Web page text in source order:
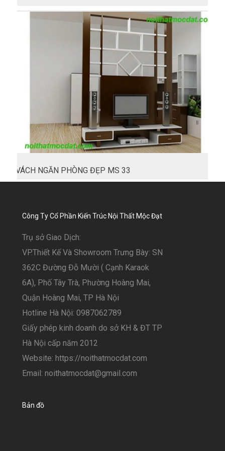
VÁCH NGĂN PHÒNG ĐẸP MS 33
Công Ty Cổ Phần Kiến Trúc Nội Thất Mộc Đạt
Trụ sở Giao Dịch:
VP.Thiết Kế Và Showroom Trưng Bày: SN
362C Đường Đỗ Mười ( Cạnh Karaok
6A), Phố Tây Trà, Phường Hoàng Mai,
Quận Hoàng Mai, TP Hà Nội
Hotline Hà Nội: 0987062789
Giấy phép kinh doanh do sở KH & ĐT TP
Hà Nội cấp năm 2012
Website: https://noithatmocdat.com
Email: noithatmocdat@gmail.com
Bản đồ